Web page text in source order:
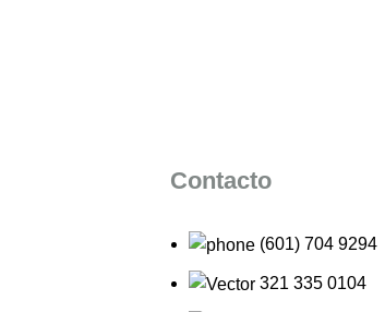
Contacto
(601) 704 9294
321 335 0104